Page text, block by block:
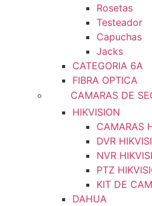
Rosetas
Testeador
Capuchas
Jacks
CATEGORIA 6A
FIBRA OPTICA
CAMARAS DE
HIKVISION
CAMARAS
DVR
NVR
PTZ
KIT DE
DAHUA